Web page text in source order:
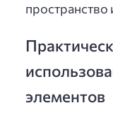
элементов